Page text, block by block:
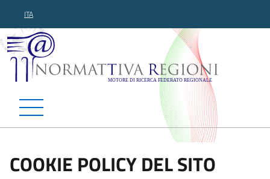
ITA
Normattiva Regioni -
COOKIE POLICY DEL SITO